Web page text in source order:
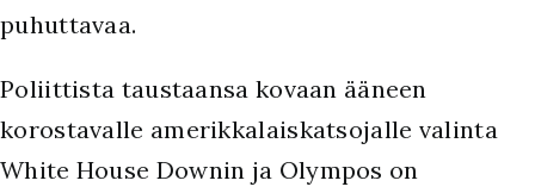
puhuttavaa.
Poliittista taustaansa kovaan ääneen
korostavalle amerikkalaiskatsojalle valinta
White House Downin ja Olympos on